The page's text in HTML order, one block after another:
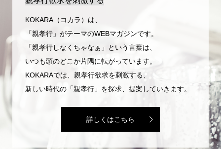
KOKARA（コカラ）は、
「親孝行」がテーマのWEBマガジンです。
「親孝行しなくちゃなぁ」という言葉は、
いつも頭のどこか片隅に転がっています。
KOKARAでは、親孝行欲求を刺激する、
新しい時代の「親孝行」を探求、提案していきます。
詳しくはこちら